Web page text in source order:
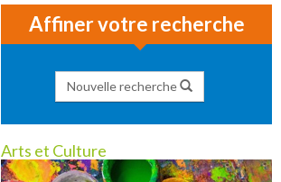
Affiner votre recherche
Nouvelle recherche
Arts et Culture